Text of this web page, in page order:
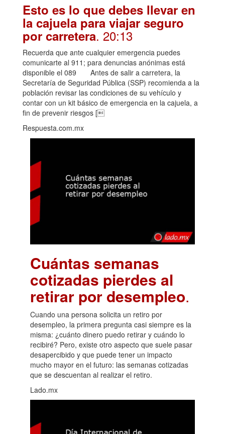
Esto es lo que debes llevar en
la cajuela para viajar seguro
por carretera. 20:13
Recuerda que ante cualquier emergencia puedes
comunicarte al 911; para denuncias anónimas está
disponible el 089 Antes de salir a carretera, la
Secretaría de Seguridad Pública (SSP) recomienda a la
población revisar las condiciones de su vehículo y
contar con un kit básico de emergencia en la cajuela, a
fin de prevenir riesgos [
Respuesta.com.mx
Cuántas semanas
cotizadas pierdes al
retirar por desempleo.
Cuando una persona solicita un retiro por
desempleo, la primera pregunta casi siempre es la
misma: ¿cuánto dinero puedo retirar y cuándo lo
recibiré? Pero, existe otro aspecto que suele pasar
desapercibido y que puede tener un impacto
mucho mayor en el futuro: las semanas cotizadas
que se descuentan al realizar el retiro.
Lado.mx